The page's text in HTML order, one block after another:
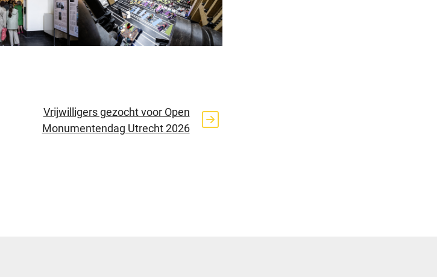
Vrijwilligers gezocht voor Open
Monumentendag Utrecht 2026